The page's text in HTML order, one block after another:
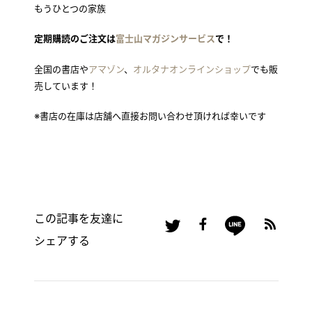
もうひとつの家族
定期購読のご注文は富士山マガジンサービスで！
全国の書店やアマゾン、 オルタナオンラインショップでも販
売しています！
※書店の在庫は店舗へ直接お問い合わせ頂ければ幸いです
この記事を友達に
シェアする